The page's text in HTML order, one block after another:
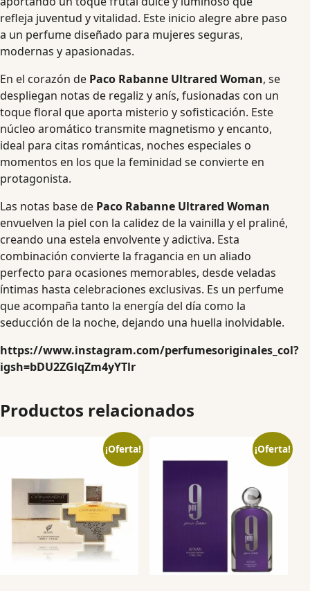
refleja juventud y vitalidad. Este inicio alegre abre paso
a un perfume diseñado para mujeres seguras,
modernas y apasionadas.
En el corazón de Paco Rabanne Ultrared Woman, se
despliegan notas de regaliz y anís, fusionadas con un
toque floral que aporta misterio y sofisticación. Este
núcleo aromático transmite magnetismo y encanto,
ideal para citas románticas, noches especiales o
momentos en los que la feminidad se convierte en
protagonista.
Las notas base de Paco Rabanne Ultrared Woman
envuelven la piel con la calidez de la vainilla y el praliné,
creando una estela envolvente y adictiva. Esta
combinación convierte la fragancia en un aliado
perfecto para ocasiones memorables, desde veladas
íntimas hasta celebraciones exclusivas. Es un perfume
que acompaña tanto la energía del día como la
seducción de la noche, dejando una huella inolvidable.
https://www.instagram.com/perfumesoriginales_col?
igsh=bDU2ZGlqZm4yYTlr
Productos relacionados
¡Oferta! ¡Oferta!